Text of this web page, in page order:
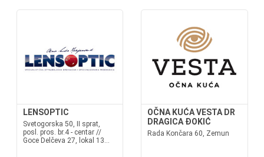
LENSOPTIC
Svetogorska 50, II sprat,
posl. pros. br.4 - centar //
Goce Delčeva 27, lokal 13...
OČNA KUĆA VESTA DR
DRAGICA ĐOKIĆ
Rada Končara 60, Zemun